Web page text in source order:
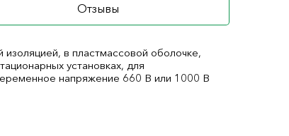
Отзывы
в пластмассовой оболочке,
установках, для
напряжение 660 В или 1000 В